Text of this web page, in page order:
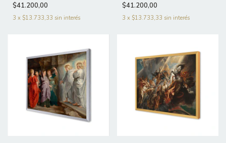
$41.200,00
3 x $13.733,33 sin interés
$41.200,00
3 x $13.733,33 sin interés